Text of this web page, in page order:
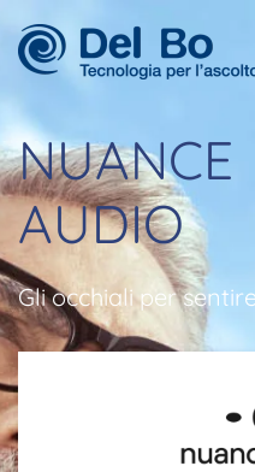
Skip to main content
NUANCE
AUDIO
Gli occhiali per sentire